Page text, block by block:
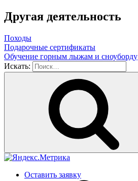
Другая деятельность
Походы
Подарочные сертификаты
Обучение горным лыжам и сноуборду
Искать:
Оставить заявку